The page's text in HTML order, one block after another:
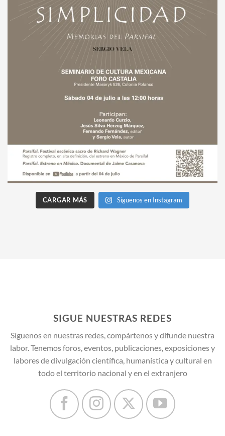
CARGAR MÁS Síguenos en Instagram
SIGUE NUESTRAS REDES
Síguenos en nuestras redes, compártenos y difunde nuestra
labor. Tenemos foros, eventos, publicaciones, exposiciones y
labores de divulgación científica, humanística y cultural en
todo el territorio nacional y en el extranjero